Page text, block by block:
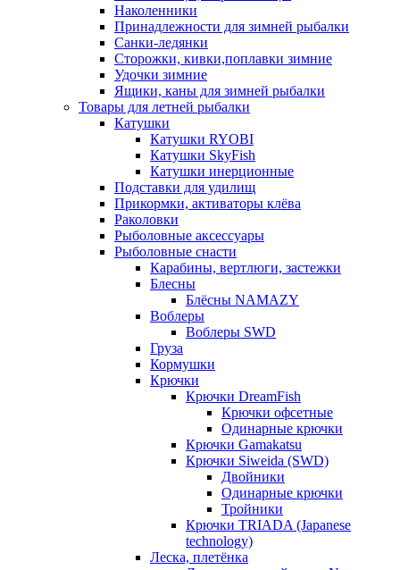
Наколенники
Принадлежности для зимней рыбалки
Санки-ледянки
Сторожки, кивки,поплавки зимние
Удочки зимние
Ящики, каны для зимней рыбалки
Товары для летней рыбалки
Катушки
Катушки RYOBI
Катушки SkyFish
Катушки инерционные
Подставки для удилищ
Прикормки, активаторы клёва
Раколовки
Рыболовные аксессуары
Рыболовные снасти
Карабины, вертлюги, застежки
Блесны
Блёсны NAMAZY
Воблеры
Воблеры SWD
Груза
Кормушки
Крючки
Крючки DreamFish
Крючки офсетные
Одинарные крючки
Крючки Gamakatsu
Крючки Siweida (SWD)
Двойники
Одинарные крючки
Тройники
Крючки TRIADA (Japanese
technology)
Леска, плетёнка